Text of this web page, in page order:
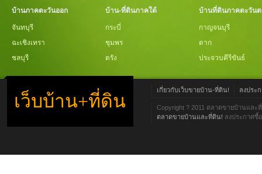
บ้านภาคตะวันออก
จันทบุรี
ฉะเชิงเทรา
ชลบุรี
บ้าน-ที่ดินภาคใต้
กระบี่
ชุมพร
ตรัง
บ้านที่ดินภาคตะวัน
กาญจนบุรี
ตาก
ประจวบคีรีขันธ์
เว็บบ้าน+ที่ดิน
เกี่ยวกับเว็บขายบ้าน-ที่ดิน! ลงประ
Copyright ? 2011 ตลาดขายบ้านและ
ตลาดขายบ้านและที่ดิน! ลงประกาศซื้